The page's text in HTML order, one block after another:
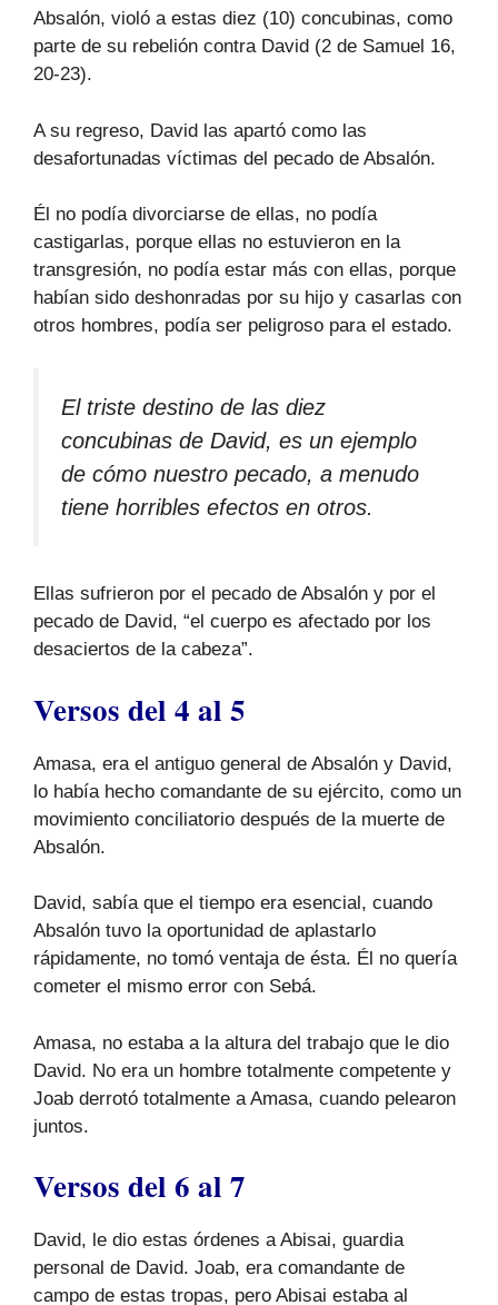
Absalón, violó a estas diez (10) concubinas, como
parte de su rebelión contra David (2 de Samuel 16,
20-23).
A su regreso, David las apartó como las
desafortunadas víctimas del pecado de Absalón.
Él no podía divorciarse de ellas, no podía
castigarlas, porque ellas no estuvieron en la
transgresión, no podía estar más con ellas, porque
habían sido deshonradas por su hijo y casarlas con
otros hombres, podía ser peligroso para el estado.
El triste destino de las diez
concubinas de David, es un ejemplo
de cómo nuestro pecado, a menudo
tiene horribles efectos en otros.
Ellas sufrieron por el pecado de Absalón y por el
pecado de David, “el cuerpo es afectado por los
desaciertos de la cabeza”.
Versos del 4 al 5
Amasa, era el antiguo general de Absalón y David,
lo había hecho comandante de su ejército, como un
movimiento conciliatorio después de la muerte de
Absalón.
David, sabía que el tiempo era esencial, cuando
Absalón tuvo la oportunidad de aplastarlo
rápidamente, no tomó ventaja de ésta. Él no quería
cometer el mismo error con Sebá.
Amasa, no estaba a la altura del trabajo que le dio
David. No era un hombre totalmente competente y
Joab derrotó totalmente a Amasa, cuando pelearon
juntos.
Versos del 6 al 7
David, le dio estas órdenes a Abisai, guardia
personal de David. Joab, era comandante de
campo de estas tropas, pero Abisai estaba al